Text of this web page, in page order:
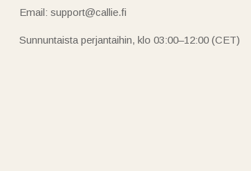
Email: support@callie.fi
Sunnuntaista perjantaihin, klo 03:00–12:00 (CET)